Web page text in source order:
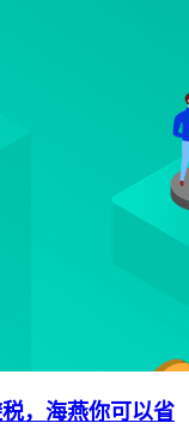
，海燕你可以省